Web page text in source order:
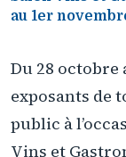
au 1er
Du 28 octobre
exposants de
public à
Vins et